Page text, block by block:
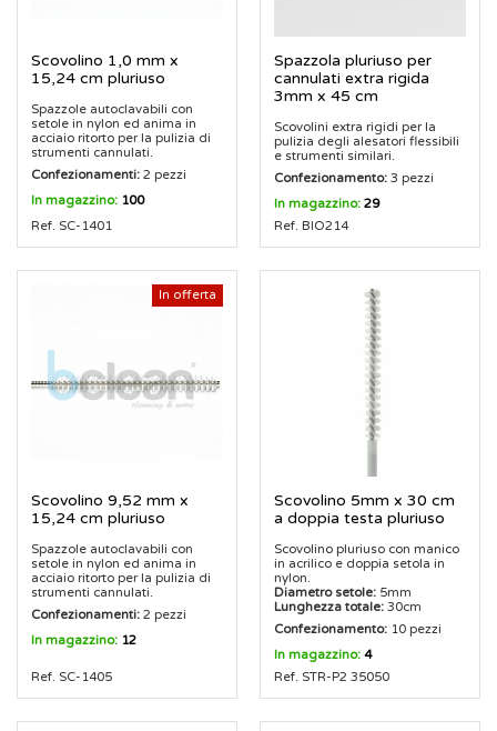
Scovolino 1,0 mm x
15,24 cm pluriuso
Spazzole autoclavabili con
setole in nylon ed anima in
acciaio ritorto per la pulizia di
strumenti cannulati.
Confezionamenti: 2 pezzi
In magazzino: 100
Ref. SC-1401
Spazzola pluriuso per
cannulati extra rigida
3mm x 45 cm
Scovolini extra rigidi per la
pulizia degli alesatori flessibili
e strumenti similari.
Confezionamento: 3 pezzi
In magazzino: 29
Ref. BIO214
In offerta
Scovolino 9,52 mm x
15,24 cm pluriuso
Spazzole autoclavabili con
setole in nylon ed anima in
acciaio ritorto per la pulizia di
strumenti cannulati.
Confezionamenti: 2 pezzi
In magazzino: 12
Ref. SC-1405
Scovolino 5mm x 30 cm
a doppia testa pluriuso
Scovolino pluriuso con manico
in acrilico e doppia setola in
nylon.
Diametro setole: 5mm
Lunghezza totale: 30cm
Confezionamento: 10 pezzi
In magazzino: 4
Ref. STR-P2 35050